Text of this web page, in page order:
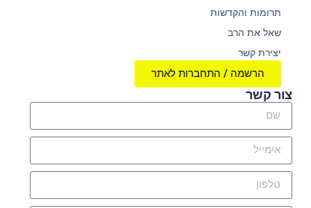
תרומות והקדשות
שאל את הרב
יצירת קשר
הרשמה / התחברות לאתר
צור קשר